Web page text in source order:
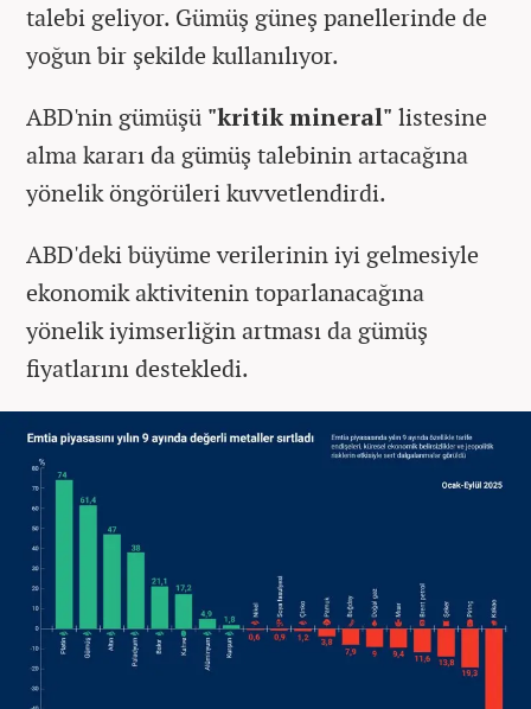
talebi geliyor. Gümüş güneş panellerinde de
yoğun bir şekilde kullanılıyor.
ABD'nin gümüşü "kritik mineral" listesine
alma kararı da gümüş talebinin artacağına
yönelik öngörüleri kuvvetlendirdi.
ABD'deki büyüme verilerinin iyi gelmesiyle
ekonomik aktivitenin toparlanacağına
yönelik iyimserliğin artması da gümüş
fiyatlarını destekledi.